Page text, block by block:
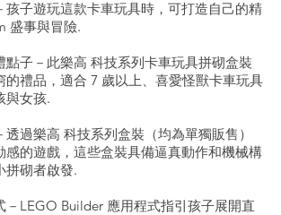
孩子遊玩這款卡車玩具時，可打造自己的精
盛事與冒險.
點子－此樂高 科技系列卡車玩具拼砌盒裝
的禮品，適合 7 歲以上、喜愛怪獸卡車玩具
與女孩.
過樂高 科技系列盒裝（均為單獨販售）
感的遊戲，這些盒裝具備逼真動作和機械構
拼砌者啟發.
－LEGO Builder 應用程式指引孩子展開直